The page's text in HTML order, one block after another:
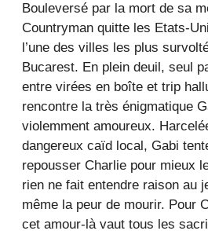
Bouleversé par la mort de sa
Countryman quitte les Etats-
l’une des villes les plus
Bucarest. En plein deuil, seul
entre virées en boîte et trip
rencontre la très énigmatique
violemment amoureux.
dangereux caïd local, Gabi
repousser Charlie pour mieux
rien ne fait entendre raison au
même la peur de mourir. Pour
cet amour-là vaut tous les